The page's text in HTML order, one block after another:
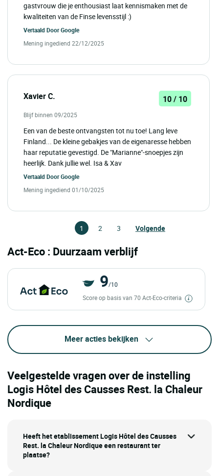
gastvrouw die je enthousiast laat kennismaken met de
kwaliteiten van de Finse levensstijl :)
Vertaald DoorGoogle
Mening ingediend 22/12/2025
Xavier C. 10 / 10
Blijf binnen 09/2025
Een van de beste ontvangsten tot nu toe! Lang leve
Finland... De kleine gebakjes van de eigenaresse hebben
haar reputatie gevestigd. De "Marianne"-snoepjes zijn
heerlijk. Dank jullie wel. Isa & Xav
Vertaald DoorGoogle
Mening ingediend 01/10/2025
1 2 3 Volgende
Act-Eco : Duurzaam verblijf
9/10
Score op basis van 70 Act-Eco-criteria
Meer acties bekijken
Veelgestelde vragen over de instelling
Logis Hôtel des Causses Rest. la Chaleur
Nordique
Heeft het etablissement Logis Hôtel des Causses
Rest. la Chaleur Nordique een restaurant ter
plaatse?